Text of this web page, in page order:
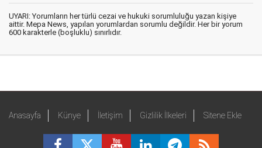
UYARI: Yorumların her türlü cezai ve hukuki sorumluluğu yazan kişiye
aittir. Mepa News, yapılan yorumlardan sorumlu değildir. Her bir yorum
600 karakterle (boşluklu) sınırlıdır.
Anasayfa Künye İletişim Gizlilik İlkeleri Sitene Ekle